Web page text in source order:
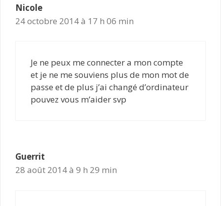
Nicole
24 octobre 2014 à 17 h 06 min
Je ne peux me connecter a mon compte
et je ne me souviens plus de mon mot de
passe et de plus j’ai changé d’ordinateur
pouvez vous m’aider svp
Guerrit
28 août 2014 à 9 h 29 min